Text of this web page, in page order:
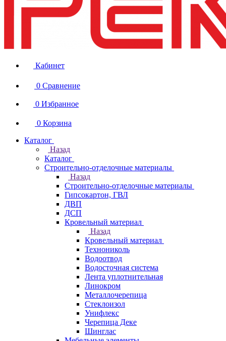
Кабинет
0 Сравнение
0 Избранное
0 Корзина
Каталог
Назад
Каталог
Строительно-отделочные материалы
Назад
Строительно-отделочные материалы
Гипсокартон, ГВЛ
ДВП
ДСП
Кровельный материал
Назад
Кровельный материал
Технониколь
Водоотвод
Водосточная система
Лента уплотнительная
Линокром
Металлочерепица
Стеклоизол
Унифлекс
Черепица Деке
Шинглас